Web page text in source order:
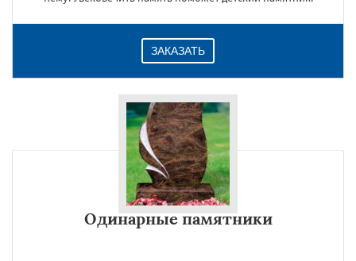
ЗАКАЗАТЬ
Одинарные памятники